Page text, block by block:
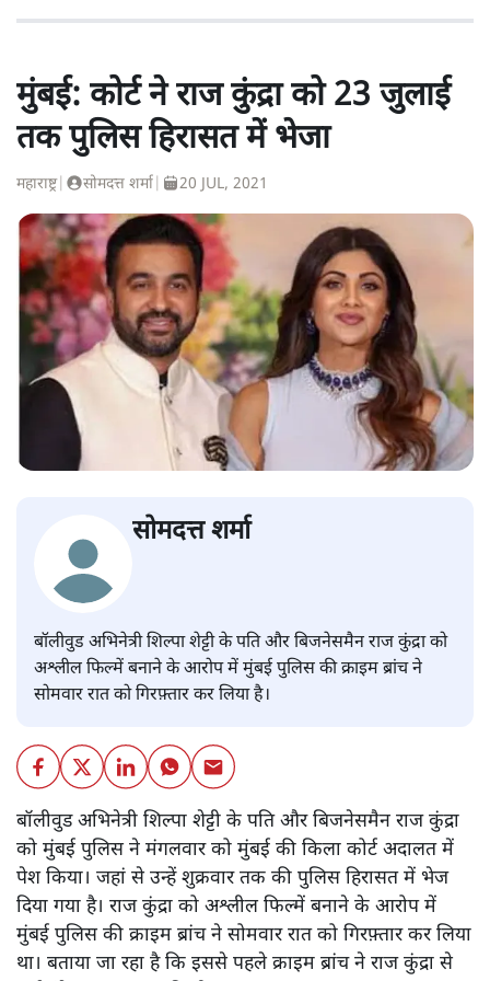
मुंबई: कोर्ट ने राज कुंद्रा को 23 जुलाई
तक पुलिस हिरासत में भेजा
महाराष्ट्र| सोमदत्त शर्मा 20 JUL, 2021
सोमदत्त शर्मा
बॉलीवुड अभिनेत्री शिल्पा शेट्टी के पति और बिजनेसमैन राज कुंद्रा को
अश्लील फिल्में बनाने के आरोप में मुंबई पुलिस की क्राइम ब्रांच ने
सोमवार रात को गिरफ़्तार कर लिया है।
बॉलीवुड अभिनेत्री शिल्पा शेट्टी के पति और बिजनेसमैन राज कुंद्रा
को मुंबई पुलिस ने मंगलवार को मुंबई की किला कोर्ट अदालत में
पेश किया। जहां से उन्हें शुक्रवार तक की पुलिस हिरासत में भेज
दिया गया है। राज कुंद्रा को अश्लील फिल्में बनाने के आरोप में
मुंबई पुलिस की क्राइम ब्रांच ने सोमवार रात को गिरफ़्तार कर लिया
था। बताया जा रहा है कि इससे पहले क्राइम ब्रांच ने राज कुंद्रा से